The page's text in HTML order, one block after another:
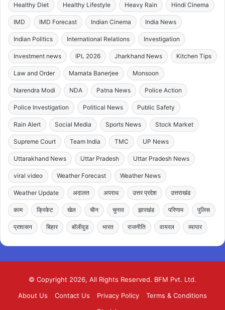
Healthy Diet Healthy Lifestyle Heavy Rain Hindi Cinema
IMD IMD Forecast Indian Cinema India News
Indian Politics International Relations Investigation
Investment news IPL 2026 Jharkhand News Kitchen Tips
Law and Order Mamata Banerjee Monsoon
Narendra Modi NDA Patna News Police Action
Police Investigation Political News Public Safety
Rain Alert Social Media Sports News Stock Market
Supreme Court Team India TMC UP News
Uttarakhand News Uttar Pradesh Uttar Pradesh News
viral video Weather Forecast Weather News
Weather Update अदालत अपराध उत्तर प्रदेश उत्तराखंड
काम क्रिकेट खेल चीन चुनाव झारखंड परिणाम पुलिस
प्रशासन बिहार बॉलीवुड भारत राजनीति वायरल व्यापार
© Copyright 2026, All Rights Reserved. BFM Pvt. Ltd.
About Us
Contact Us Privacy Policy
Terms & Conditions